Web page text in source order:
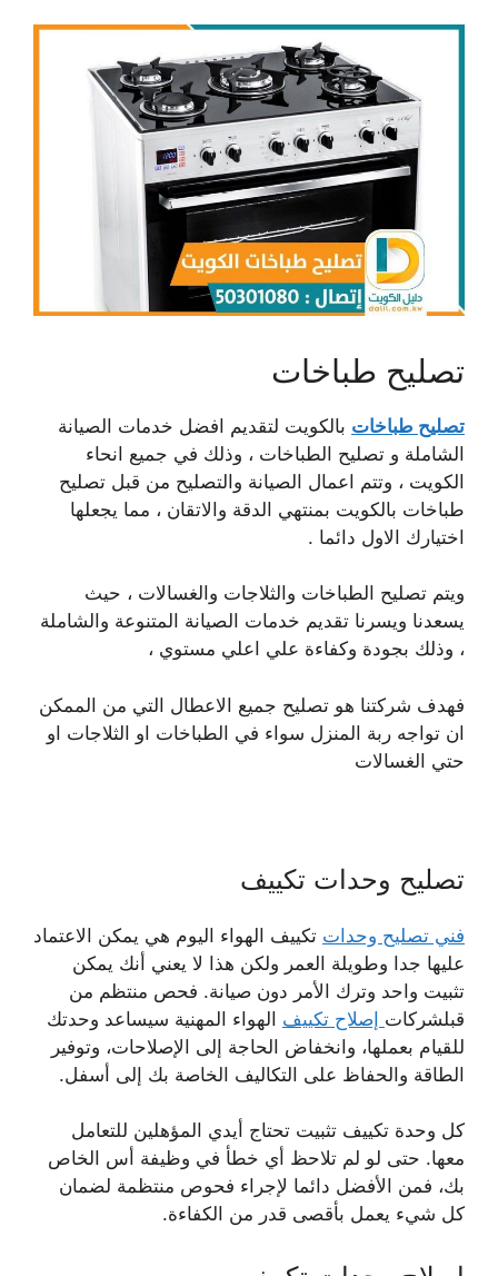
تصليح طباخات
تصليح طباخات بالكويت لتقديم افضل خدمات الصيانة
الشاملة و تصليح الطباخات ، وذلك في جميع انحاء
الكويت ، وتتم اعمال الصيانة والتصليح من قبل تصليح
طباخات بالكويت بمنتهي الدقة والاتقان ، مما يجعلها
اختيارك الاول دائما .
ويتم تصليح الطباخات والثلاجات والغسالات ، حيث
يسعدنا ويسرنا تقديم خدمات الصيانة المتنوعة والشاملة
، وذلك بجودة وكفاءة علي اعلي مستوي ،
فهدف شركتنا هو تصليح جميع الاعطال التي من الممكن
ان تواجه ربة المنزل سواء في الطباخات او الثلاجات او
حتي الغسالات
تصليح وحدات تكييف
فني تصليح وحدات تكييف الهواء اليوم هي يمكن الاعتماد
عليها جدا وطويلة العمر ولكن هذا لا يعني أنك يمكن
تثبيت واحد وترك الأمر دون صيانة. فحص منتظم من
قبلشركات إصلاح تكييف الهواء المهنية سيساعد وحدتك
للقيام بعملها، وانخفاض الحاجة إلى الإصلاحات، وتوفير
الطاقة والحفاظ على التكاليف الخاصة بك إلى أسفل.
كل وحدة تكييف تثبيت تحتاج أيدي المؤهلين للتعامل
معها. حتى لو لم تلاحظ أي خطأ في وظيفة أس الخاص
بك، فمن الأفضل دائما لإجراء فحوص منتظمة لضمان
كل شيء يعمل بأقصى قدر من الكفاءة.